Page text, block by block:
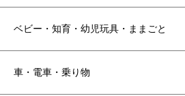
ベビー・知育・幼児玩具・ままごと
車・電車・乗り物